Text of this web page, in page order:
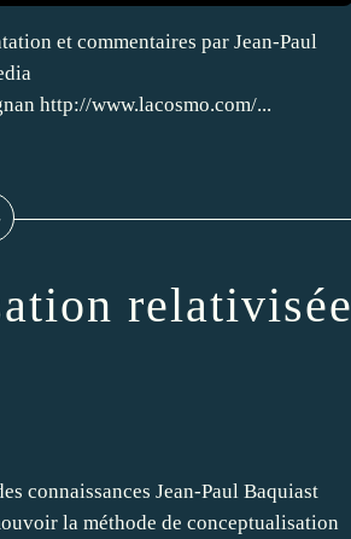
et commentaires par Jean-Paul
http://www.lacosmo.com/...
relativisée
connaissances Jean-Paul Baquiast
la méthode de conceptualisation